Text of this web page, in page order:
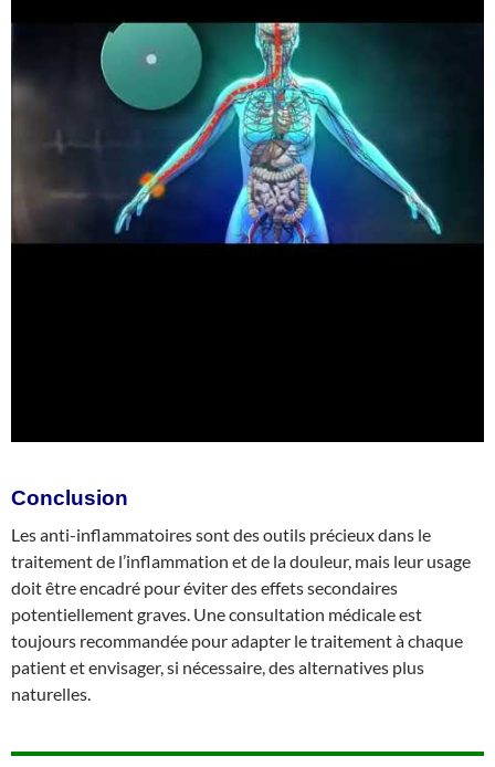
Conclusion
Les anti-inflammatoires sont des outils précieux dans le
traitement de l’inflammation et de la douleur, mais leur usage
doit être encadré pour éviter des effets secondaires
potentiellement graves. Une consultation médicale est
toujours recommandée pour adapter le traitement à chaque
patient et envisager, si nécessaire, des alternatives plus
naturelles.